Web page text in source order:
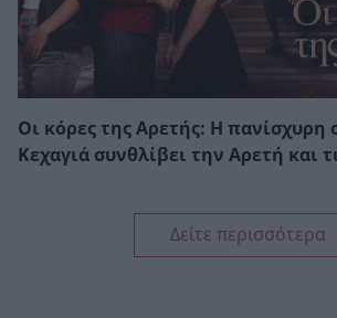
Οι κόρες της Αρετής: Η πανίσχυρη
Κεχαγιά συνθλίβει την Αρετή και
Δείτε περισσότερα